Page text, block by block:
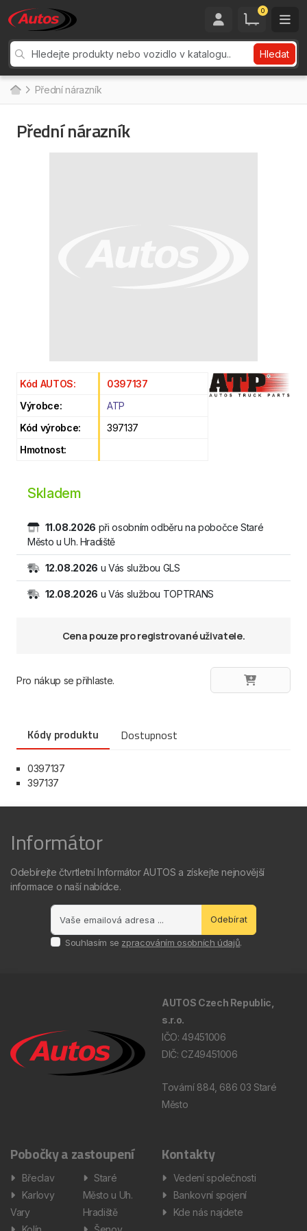
0
Hledat
Přední nárazník
Přední nárazník
Kód AUTOS:
0397137
Výrobce:
ATP
Kód výrobce:
397137
Hmotnost:
Skladem
11.08.2026 při osobním odběru na pobočce Staré
Město u Uh. Hradiště
12.08.2026 u Vás službou GLS
12.08.2026 u Vás službou TOPTRANS
Cena pouze pro registrované uživatele.
Pro nákup se přihlaste.
Kódy produktu Dostupnost
0397137
397137
Informátor
Odebírejte čtvrtletní Informátor AUTOS a získejte nejnovější
informace o naší nabídce.
Odebírat
Souhlasím se zpracováním osobních údajů.
AUTOS Czech Republic,
s.r.o.
IČO: 49451006
DIČ: CZ49451006
Tovární 884, 686 03 Staré
Město
Pobočky a zastoupení
Břeclav
Karlovy
Vary
Staré
Město u Uh.
Hradiště
Kontakty
Vedení společnosti
Bankovní spojení
Kde nás najdete